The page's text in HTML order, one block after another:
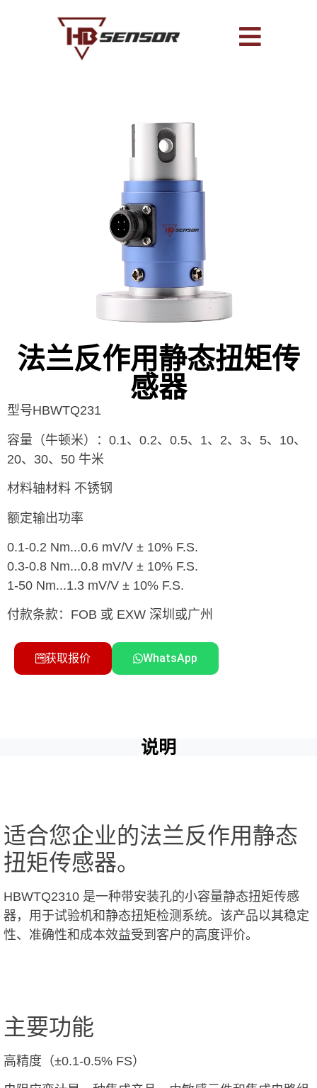
法兰反作用静态扭矩传
感器
型号HBWTQ231
容量（牛顿米）：0.1、0.2、0.5、1、2、3、5、10、
20、30、50 牛米
材料轴材料 不锈钢
额定输出功率
0.1-0.2 Nm...0.6 mV/V ± 10% F.S.
0.3-0.8 Nm...0.8 mV/V ± 10% F.S.
1-50 Nm...1.3 mV/V ± 10% F.S.
付款条款：FOB 或 EXW 深圳或广州
获取报价 WhatsApp
说明
适合您企业的法兰反作用静态
扭矩传感器。
HBWTQ2310 是一种带安装孔的小容量静态扭矩传感
器，用于试验机和静态扭矩检测系统。该产品以其稳定
性、准确性和成本效益受到客户的高度评价。
主要功能
高精度（±0.1-0.5% FS）